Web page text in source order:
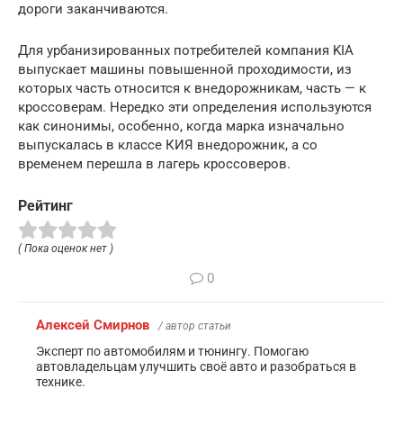
дороги заканчиваются.
Для урбанизированных потребителей компания KIA
выпускает машины повышенной проходимости, из
которых часть относится к внедорожникам, часть — к
кроссоверам. Нередко эти определения используются
как синонимы, особенно, когда марка изначально
выпускалась в классе КИЯ внедорожник, а со
временем перешла в лагерь кроссоверов.
Рейтинг
( Пока оценок нет )
0
Алексей Смирнов / автор статьи
Эксперт по автомобилям и тюнингу. Помогаю
автовладельцам улучшить своё авто и разобраться в
технике.